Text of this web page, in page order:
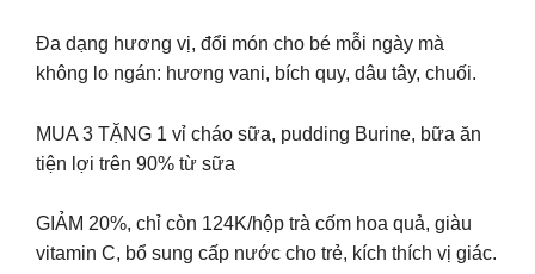
Đa dạng hương vị, đổi món cho bé mỗi ngày mà
không lo ngán: hương vani, bích quy, dâu tây, chuối.
MUA 3 TẶNG 1 vỉ cháo sữa, pudding Burine, bữa ăn
tiện lợi trên 90% từ sữa
GIẢM 20%, chỉ còn 124K/hộp trà cốm hoa quả, giàu
vitamin C, bổ sung cấp nước cho trẻ, kích thích vị giác.